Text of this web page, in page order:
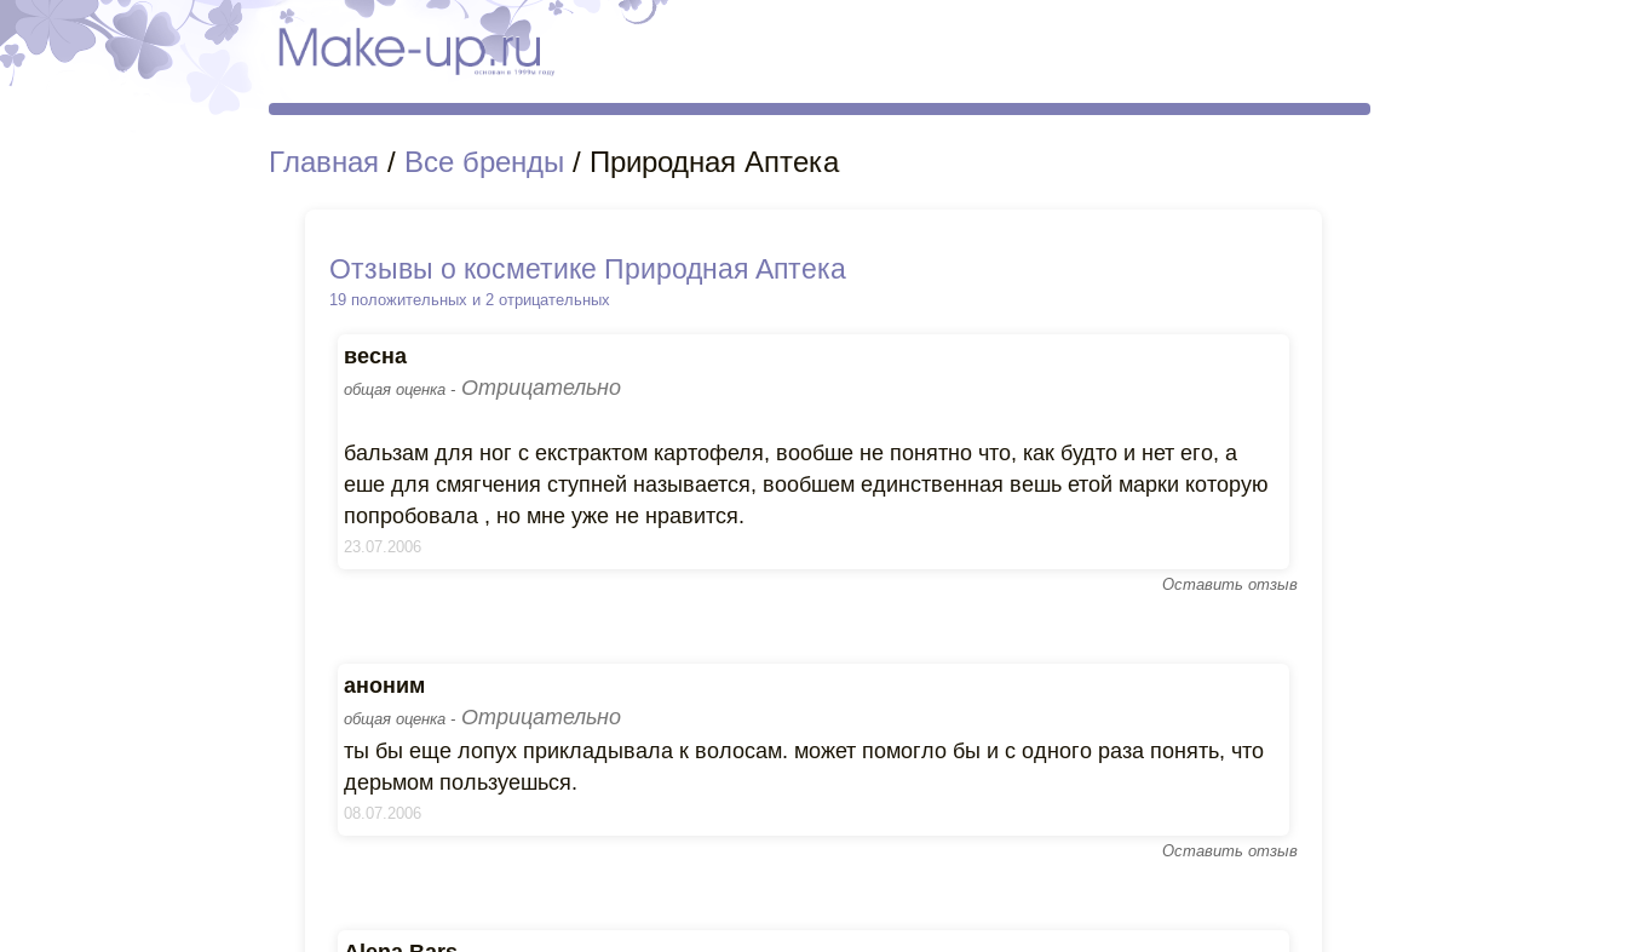
Главная / Все бренды / Природная Аптека
Отзывы о косметике Природная Аптека
19 положительных и 2 отрицательных
весна
общая оценка - Отрицательно
бальзам для ног с екстрактом картофеля, вообше не понятно что, как будто и нет его, а
еше для смягчения ступней называется, вообшем единственная вешь етой марки которую
попробовала , но мне уже не нравится.
23.07.2006
Оставить отзыв
аноним
общая оценка - Отрицательно
ты бы еще лопух прикладывала к волосам. может помогло бы и с одного раза понять, что
дерьмом пользуешься.
08.07.2006
Оставить отзыв